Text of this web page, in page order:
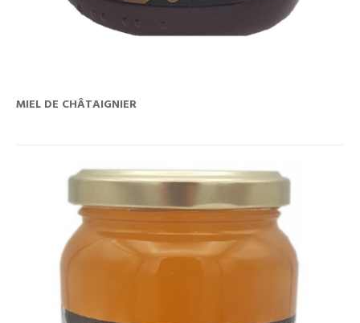
MIEL DE CHÂTAIGNIER